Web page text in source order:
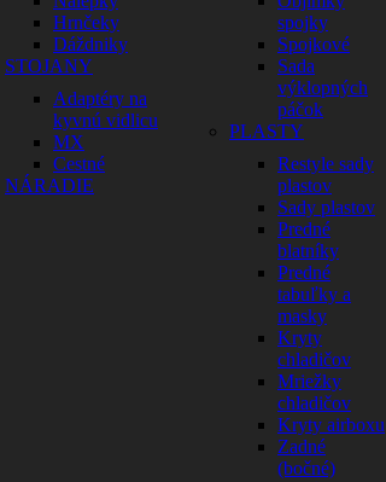
Hrnčeky
Dáždniky
STOJANY
Adaptéry na
kyvnú vidlicu
MX
Cestné
NÁRADIE
spojky
Spojkové
Sada
výklopných
páčok
PLASTY
Restyle sady
plastov
Sady plastov
Predné
blatníky
Predné
tabuľky a
masky
Kryty
chladičov
Mriežky
chladičov
Kryty airboxu
Zadné
(bočné)